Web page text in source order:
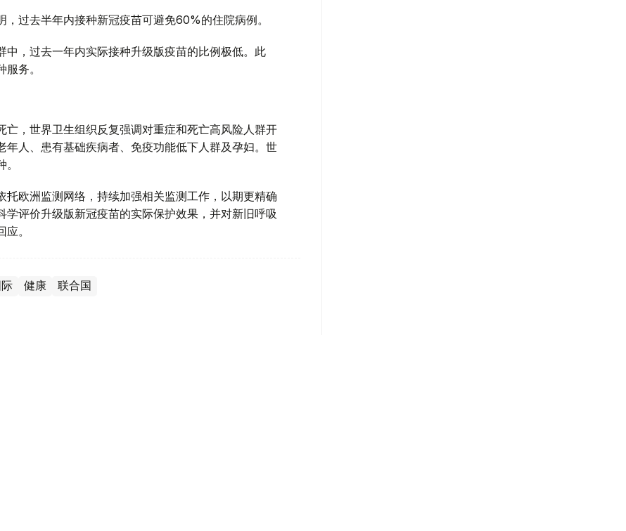
过去半年内接种新冠疫苗可避免60%的住院病例。
，过去一年内实际接种升级版疫苗的比例极低。此
务。
，世界卫生组织反复强调对重症和死亡高风险人群开
人、患有基础疾病者、免疫功能低下人群及孕妇。世
欧洲监测网络，持续加强相关监测工作，以期更精确
评价升级版新冠疫苗的实际保护效果，并对新旧呼吸
。
健康 联合国